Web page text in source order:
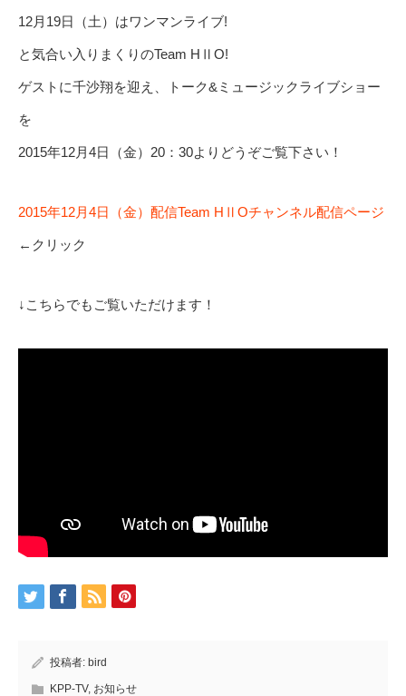
12月19日（土）はワンマンライブ!
と気合い入りまくりのTeam HⅡO!
ゲストに千沙翔を迎え、トーク&ミュージックライブショー
を
2015年12月4日（金）20：30よりどうぞご覧下さい！
2015年12月4日（金）配信Team HⅡOチャンネル配信ページ
←クリック
↓こちらでもご覧いただけます！
投稿者: bird
KPP-TV, お知らせ